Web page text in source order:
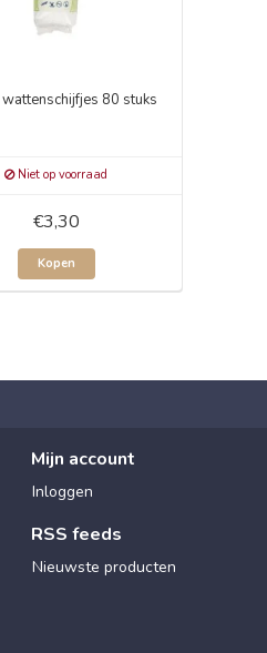
80 stuks
Niet op voorraad
€3,30
Kopen
Mijn account
Inloggen
RSS feeds
Nieuwste producten